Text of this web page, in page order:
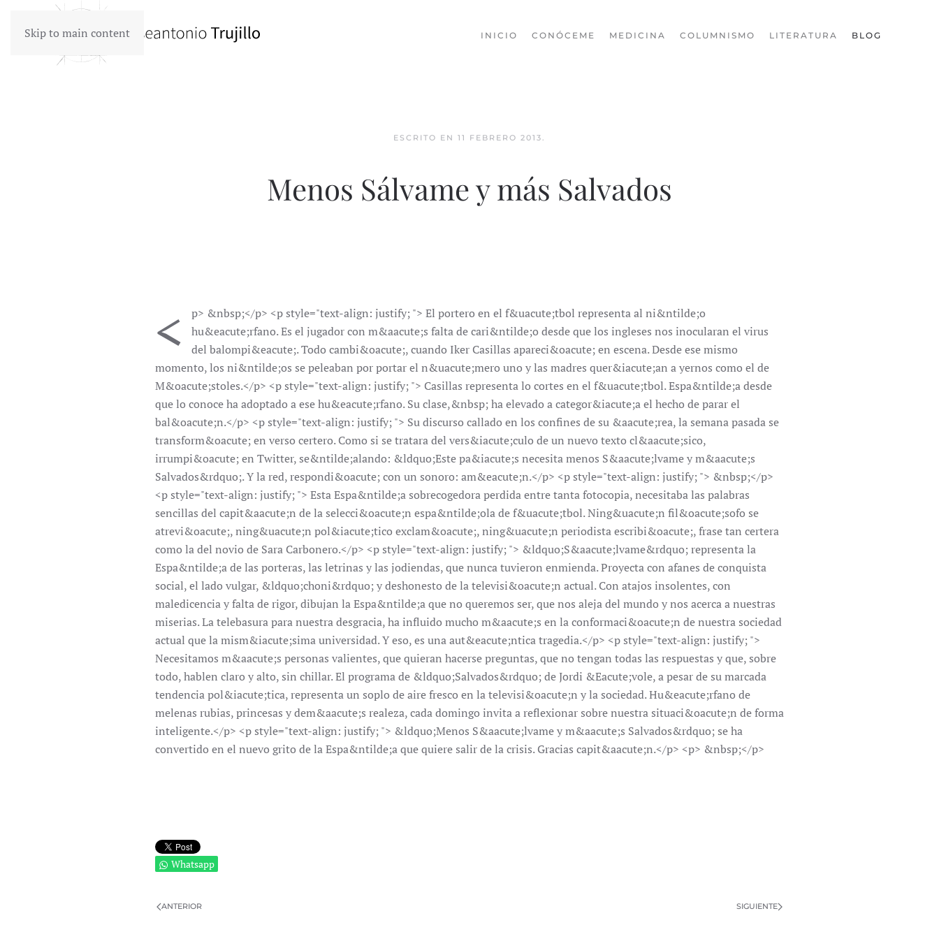
Skip to main content INICIO CONÓCEME MEDICINA COLUMNISMO LITERATURA BLOG
ESCRITO EN 11 FEBRERO 2013.
Menos Sálvame y más Salvados
<
p> &nbsp;</p> <p style="text-align: justify; "> El portero en el f&uacute;tbol representa al ni&ntilde;o
hu&eacute;rfano. Es el jugador con m&aacute;s falta de cari&ntilde;o desde que los ingleses nos inocularan el virus
del balompi&eacute;. Todo cambi&oacute;, cuando Iker Casillas apareci&oacute; en escena. Desde ese mismo
momento, los ni&ntilde;os se peleaban por portar el n&uacute;mero uno y las madres quer&iacute;an a yernos como el de
M&oacute;stoles.</p> <p style="text-align: justify; "> Casillas representa lo cortes en el f&uacute;tbol. Espa&ntilde;a desde
que lo conoce ha adoptado a ese hu&eacute;rfano. Su clase,&nbsp; ha elevado a categor&iacute;a el hecho de parar el
bal&oacute;n.</p> <p style="text-align: justify; "> Su discurso callado en los confines de su &aacute;rea, la semana pasada se
transform&oacute; en verso certero. Como si se tratara del vers&iacute;culo de un nuevo texto cl&aacute;sico,
irrumpi&oacute; en Twitter, se&ntilde;alando: &ldquo;Este pa&iacute;s necesita menos S&aacute;lvame y m&aacute;s
Salvados&rdquo;. Y la red, respondi&oacute; con un sonoro: am&eacute;n.</p> <p style="text-align: justify; "> &nbsp;</p>
<p style="text-align: justify; "> Esta Espa&ntilde;a sobrecogedora perdida entre tanta fotocopia, necesitaba las palabras
sencillas del capit&aacute;n de la selecci&oacute;n espa&ntilde;ola de f&uacute;tbol. Ning&uacute;n fil&oacute;sofo se
atrevi&oacute;, ning&uacute;n pol&iacute;tico exclam&oacute;, ning&uacute;n periodista escribi&oacute;, frase tan certera
como la del novio de Sara Carbonero.</p> <p style="text-align: justify; "> &ldquo;S&aacute;lvame&rdquo; representa la
Espa&ntilde;a de las porteras, las letrinas y las jodiendas, que nunca tuvieron enmienda. Proyecta con afanes de conquista
social, el lado vulgar, &ldquo;choni&rdquo; y deshonesto de la televisi&oacute;n actual. Con atajos insolentes, con
maledicencia y falta de rigor, dibujan la Espa&ntilde;a que no queremos ser, que nos aleja del mundo y nos acerca a nuestras
miserias. La telebasura para nuestra desgracia, ha influido mucho m&aacute;s en la conformaci&oacute;n de nuestra sociedad
actual que la mism&iacute;sima universidad. Y eso, es una aut&eacute;ntica tragedia.</p> <p style="text-align: justify; ">
Necesitamos m&aacute;s personas valientes, que quieran hacerse preguntas, que no tengan todas las respuestas y que, sobre
todo, hablen claro y alto, sin chillar. El programa de &ldquo;Salvados&rdquo; de Jordi &Eacute;vole, a pesar de su marcada
tendencia pol&iacute;tica, representa un soplo de aire fresco en la televisi&oacute;n y la sociedad. Hu&eacute;rfano de
melenas rubias, princesas y dem&aacute;s realeza, cada domingo invita a reflexionar sobre nuestra situaci&oacute;n de forma
inteligente.</p> <p style="text-align: justify; "> &ldquo;Menos S&aacute;lvame y m&aacute;s Salvados&rdquo; se ha
convertido en el nuevo grito de la Espa&ntilde;a que quiere salir de la crisis. Gracias capit&aacute;n.</p> <p> &nbsp;</p>
Whatsapp
ANTERIOR SIGUIENTE